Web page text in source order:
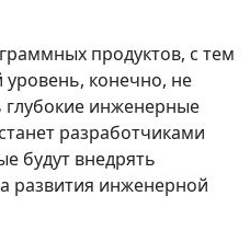
продуктов, с тем
уровень, конечно, не
глубокие инженерные
разработчиками
будут внедрять
развития инженерной